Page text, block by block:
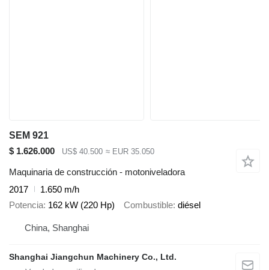
SEM 921
$ 1.626.000
US$ 40.500 ≈ EUR 35.050
Maquinaria de construcción - motoniveladora
2017
1.650 m/h
Potencia 162 kW (220 Hp) Combustible diésel
China, Shanghai
Shanghai Jiangchun Machinery Co., Ltd.